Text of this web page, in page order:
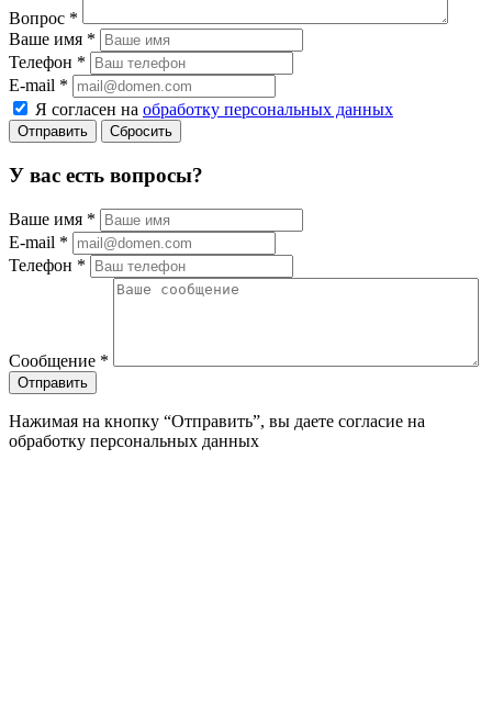
Вопрос *
Ваше имя *
Телефон *
E-mail *
Я согласен на обработку персональных данных
Сбросить
У вас есть вопросы?
Ваше имя *
E-mail *
Телефон *
Сообщение *
Нажимая на кнопку “Отправить”, вы даете согласие на
обработку персональных данных